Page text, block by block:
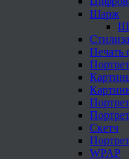
Шарж
Печать
Скетч
WPAP